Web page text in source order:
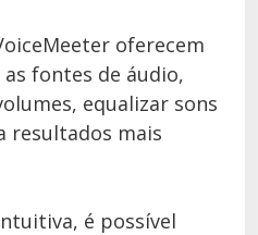
oferecem
fontes de áudio,
equalizar sons
resultados mais
é possível